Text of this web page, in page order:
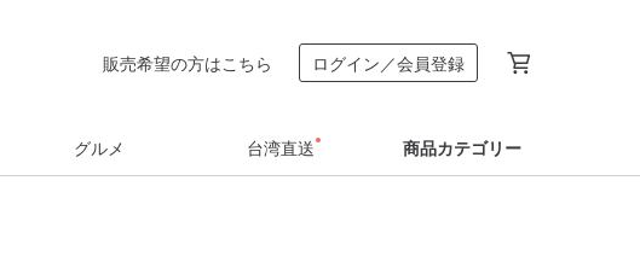
販売希望の方はこちら ログイン／会員登録
グルメ 台湾直送 商品カテゴリー